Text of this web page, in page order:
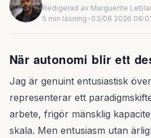
Redigerad av Marguerite
5 min läsning• 03/06 2026 06:01
När autonomi blir ett
Jag är genuint entusiastisk
representerar ett
arbete, frigör mänsklig
skala. Men entusiasm utan